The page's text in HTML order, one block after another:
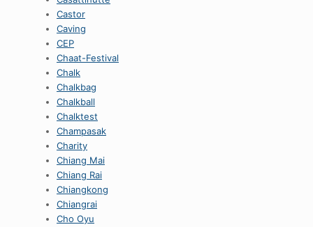
Castor
Caving
CEP
Chaat-Festival
Chalk
Chalkbag
Chalkball
Chalktest
Champasak
Charity
Chiang Mai
Chiang Rai
Chiangkong
Chiangrai
Cho Oyu